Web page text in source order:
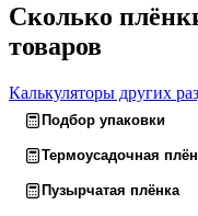
Сколько
товаров
Калькуляторы других
Подбор упаковки
Термоусадочная
Пузырчатая плёнка